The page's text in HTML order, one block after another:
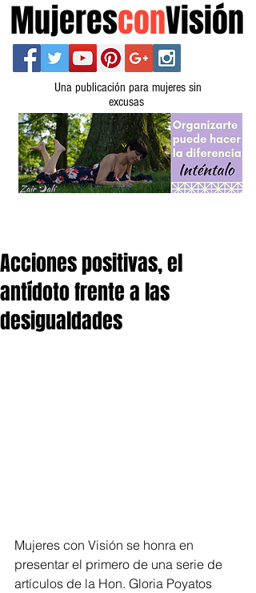
MujeresconVisión
Una publicación para mujeres sin
excusas
Acciones positivas, el
antídoto frente a las
desigualdades
Mujeres con Visión se honra en
presentar el primero de una serie de
artículos de la Hon. Gloria Poyatos